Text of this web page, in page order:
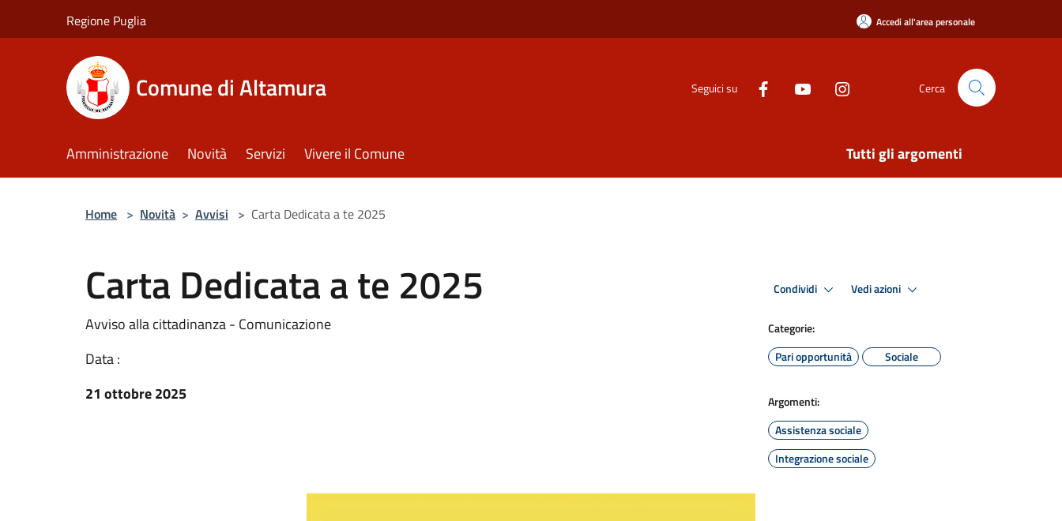
Regione Puglia Accedi all'area personale
Comune di Altamura Seguici su Cerca
Amministrazione Novità Servizi Vivere il Comune Tutti gli argomenti
Home > Novità > Avvisi > Carta Dedicata a te 2025
Carta Dedicata a te 2025
Avviso alla cittadinanza - Comunicazione
Data :
21 ottobre 2025
Condividi Vedi azioni
Categorie:
Pari opportunità
Sociale
Argomenti:
Assistenza sociale
Integrazione sociale